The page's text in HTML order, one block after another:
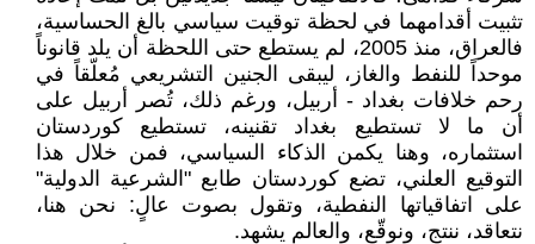
تثبيت أقدامهما في لحظة توقيت سياسي بالغ الحساسية،
فالعراق، منذ 2005، لم يستطع حتى اللحظة أن يلد قانوناً
موحداً للنفط والغاز، ليبقى الجنين التشريعي مُعلّقاً في
رحم خلافات بغداد - أربيل، ورغم ذلك، تُصر أربيل على
أن ما لا تستطيع بغداد تقنينه، تستطيع كوردستان
استثماره، وهنا يكمن الذكاء السياسي، فمن خلال هذا
التوقيع العلني، تضع كوردستان طابع "الشرعية الدولية"
على اتفاقياتها النفطية، وتقول بصوت عالٍ: نحن هنا،
نتعاقد، ننتج، ونوقّع، والعالم يشهد.